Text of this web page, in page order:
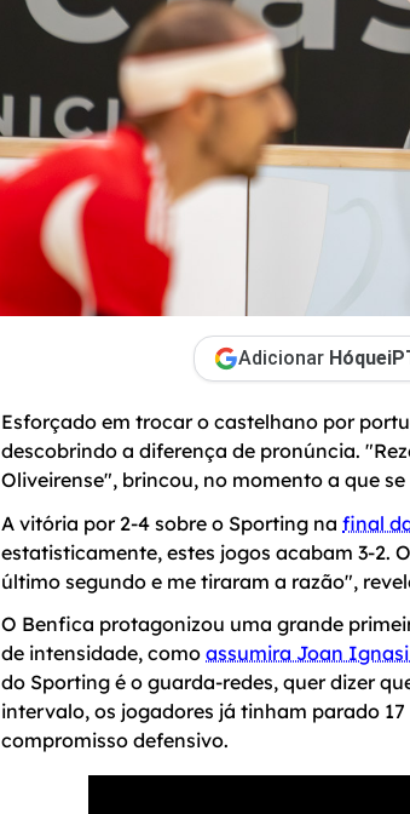
Adicionar
Esforçado em trocar o castelhano por
descobrindo a diferença de pronúncia.
Oliveirense", brincou, no momento a que
A vitória por 2-4 sobre o Sporting na final
estatisticamente, estes jogos acabam 3-2.
último segundo e me tiraram a razão",
O Benfica protagonizou uma grande
de intensidade, como assumira Joan
do Sporting é o guarda-redes, quer dizer
intervalo, os jogadores já tinham parado
compromisso defensivo.